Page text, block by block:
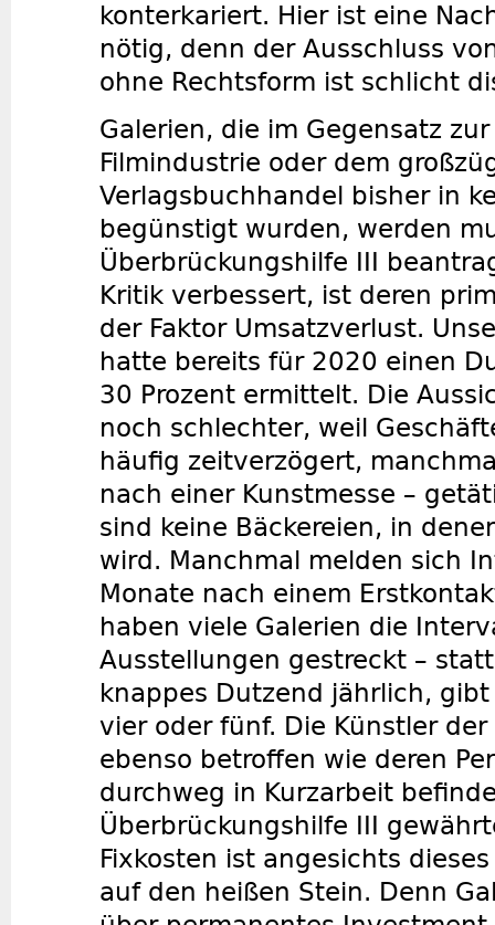
konterkariert. Hier ist eine
nötig, denn der Ausschluss
ohne Rechtsform ist schlicht
Galerien, die im Gegensatz
Filmindustrie oder dem
Verlagsbuchhandel bisher in
begünstigt wurden, werden
Überbrückungshilfe III
Kritik verbessert, ist deren
der Faktor Umsatzverlust.
hatte bereits für 2020 einen
30 Prozent ermittelt. Die
noch schlechter, weil
häufig zeitverzögert,
nach einer Kunstmesse –
sind keine Bäckereien, in
wird. Manchmal melden sich
Monate nach einem
haben viele Galerien die
Ausstellungen gestreckt –
knappes Dutzend jährlich,
vier oder fünf. Die Künstler
ebenso betroffen wie deren
durchweg in Kurzarbeit
Überbrückungshilfe III
Fixkosten ist angesichts
auf den heißen Stein. Denn